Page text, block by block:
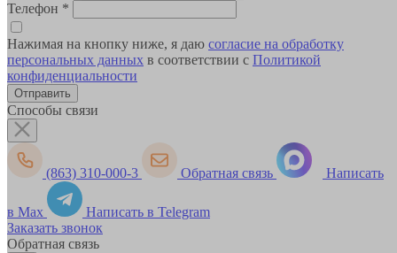
Телефон *
Нажимая на кнопку ниже, я даю согласие на обработку
персональных данных в соответствии с Политикой
конфиденциальности
Способы связи
(863) 310-000-3 Обратная связь Написать
в Max
Написать в Telegram
Заказать звонок
Обратная связь